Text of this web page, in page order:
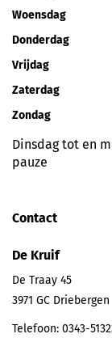
Woensdag
Donderdag
Vrijdag
Zaterdag
Zondag
Dinsdag tot en
pauze
Contact
De Kruif
De Traay 45
3971 GC Driebergen
Telefoon: 0343-